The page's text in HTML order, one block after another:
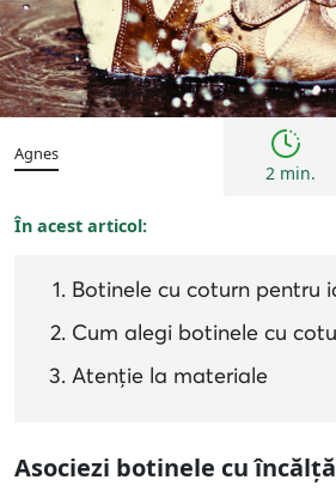
Agnes
2 min.
În acest articol:
Botinele cu coturn pentru
Cum alegi botinele cu
Atenție la materiale
Asociezi botinele cu